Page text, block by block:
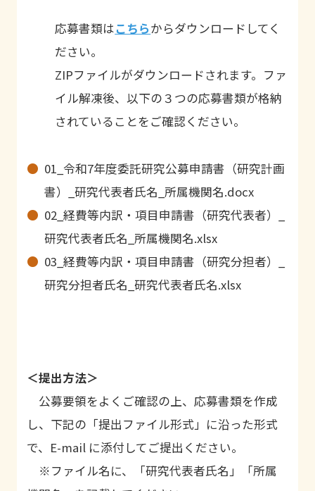
応募書類はこちらからダウンロードしてく
ださい。
ZIPファイルがダウンロードされます。ファ
イル解凍後、以下の３つの応募書類が格納
されていることをご確認ください。
01_令和7年度委託研究公募申請書（研究計画
書）_研究代表者氏名_所属機関名.docx
02_経費等内訳・項目申請書（研究代表者）_
研究代表者氏名_所属機関名.xlsx
03_経費等内訳・項目申請書（研究分担者）_
研究分担者氏名_研究代表者氏名.xlsx
＜提出方法＞
公募要領をよくご確認の上、応募書類を作成
し、下記の「提出ファイル形式」に沿った形式
で、E-mail に添付してご提出ください。
※ファイル名に、「研究代表者氏名」「所属